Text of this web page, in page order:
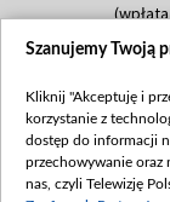
mln,
Data
Szanujemy Twoją
Kliknij "Akceptuję i
korzystanie z
dostęp do informacji
przechowywanie oraz
nas, czyli Telewizję